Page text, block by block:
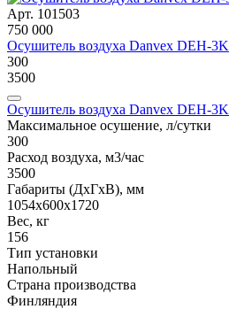
Арт. 101503
750 000
Осушитель воздуха Danvex DEH-3K
300
3500
Осушитель воздуха Danvex DEH-3K
Максимальное осушение, л/сутки
300
Расход воздуха, м3/час
3500
Габариты (ДxГxВ), мм
1054x600x1720
Вес, кг
156
Тип установки
Напольный
Страна производства
Финляндия